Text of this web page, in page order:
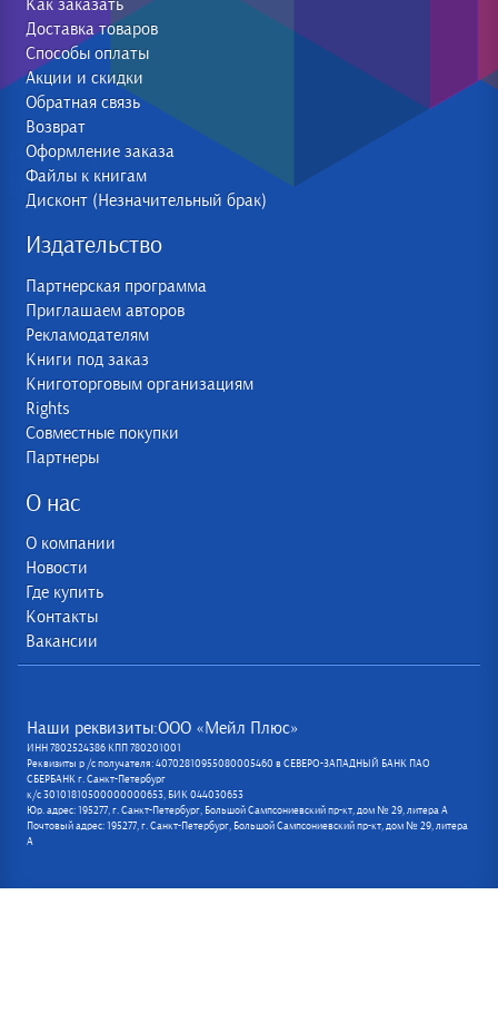
Как заказать
Доставка товаров
Способы оплаты
Акции и скидки
Обратная связь
Возврат
Оформление заказа
Файлы к книгам
Дисконт (Незначительный брак)
Издательство
Партнерская программа
Приглашаем авторов
Рекламодателям
Книги под заказ
Книготорговым организациям
Rights
Совместные покупки
Партнеры
О нас
О компании
Новости
Где купить
Контакты
Вакансии
Наши реквизиты:ООО «Мейл Плюс»
ИНН 7802524386 КПП 780201001
Реквизиты р /с получателя: 40702810955080005460 в СЕВЕРО-ЗАПАДНЫЙ БАНК ПАО
СБЕРБАНК г. Санкт-Петербург
к/с 30101810500000000653, БИК 044030653
Юр. адрес: 195277, г. Санкт-Петербург, Большой Сампсониевский пр-кт, дом № 29, литера А
Почтовый адрес: 195277, г. Санкт-Петербург, Большой Сампсониевский пр-кт, дом № 29, литера
А